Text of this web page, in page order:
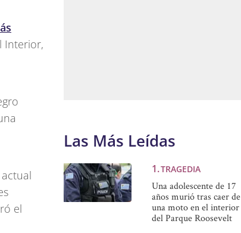
Interior,
el
Las Más Leídas
TRAGEDIA
Una adolescente de 17
años murió tras caer de
una moto en el interior
del Parque Roosevelt